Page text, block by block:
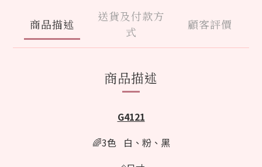
商品描述
送貨及付款方
式
顧客評價
商品描述
G4121
🌈3色 白、粉、黑